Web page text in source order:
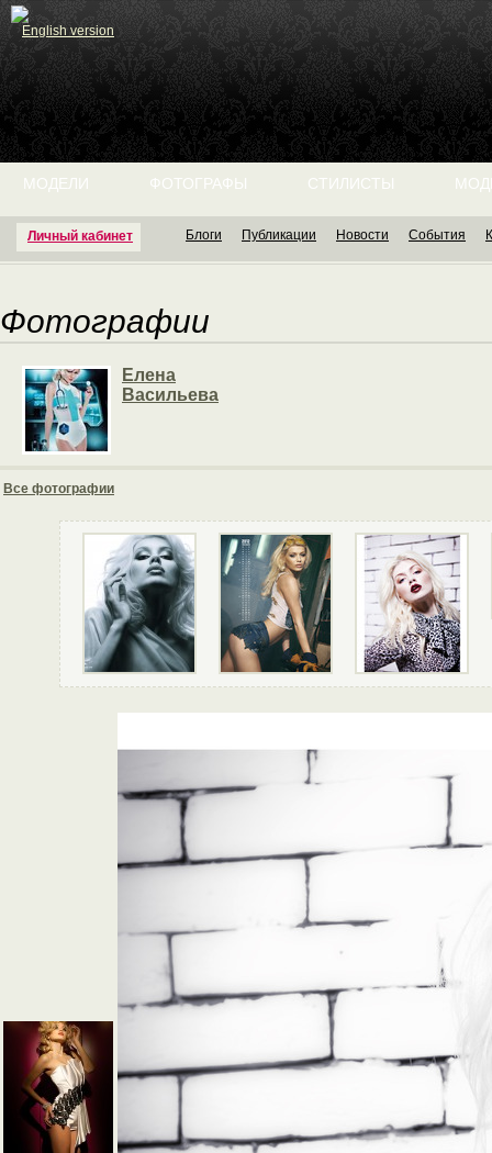
English version
Личный кабинет
МОДЕЛИ ФОТОГРАФЫ СТИЛИСТЫ
Блоги Публикации Новости События
Фотографии
Елена
Васильева
Все фотографии